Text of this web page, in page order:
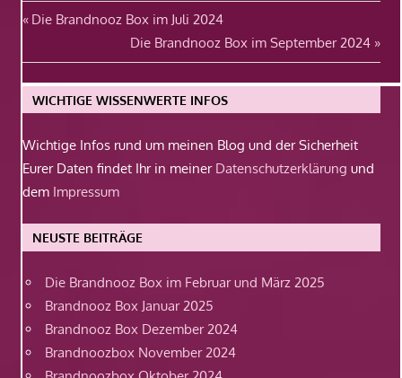
Beitragsnavigation
Vorheriger
Die Brandnooz Box im Juli 2024
Nächster
Beitrag:
Die Brandnooz Box im September 2024
WICHTIGE WISSENWERTE INFOS
Wichtige Infos rund um meinen Blog und der Sicherheit
Eurer Daten findet Ihr in meiner Datenschutzerklärung und
dem Impressum
NEUSTE BEITRÄGE
Die Brandnooz Box im Februar und März 2025
Brandnooz Box Januar 2025
Brandnooz Box Dezember 2024
Brandnoozbox November 2024